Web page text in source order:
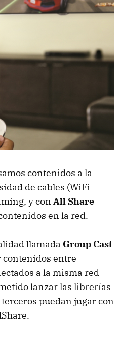
contenidos a la
de cables (WiFi
y con All Share
en la red.
llamada Group Cast
entre
a la misma red
lanzar las librerías
puedan jugar con